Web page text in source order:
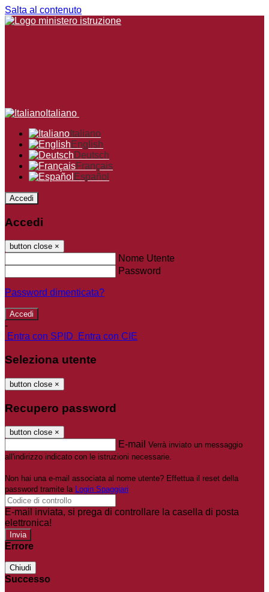
Salta al contenuto
Italiano
Italiano
English
Deutsch
Français
Español
Accedi
Accedi
button close ×
Nome Utente
Password
Password dimenticata?
-
Entra con SPID
Entra con CIE
Seleziona utente
button close ×
Recupero password
button close ×
E-mail Verrà inviato un messaggio
all'indirizzo indicato con le istruzioni necessarie.
Non hai una e-mail associata al nome utente? Effettua il reset della
password tramite la Login Spaggiari
E-mail inviata, si prega di controllare la casella di posta
elettronica!
Errore
Chiudi
Successo